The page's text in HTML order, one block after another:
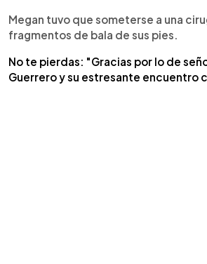
Megan tuvo que someterse a una
fragmentos de bala de sus pies.
No te pierdas: "Gracias por lo de
Guerrero y su estresante encuentro